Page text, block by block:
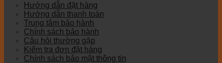
Hướng dẫn đặt hàng
Hướng dẫn thanh toán
Trung tâm bảo hành
Chính sách bảo hành
Câu hỏi thường gặp
Kiểm tra đơn đặt hàng
Chính sách bảo mật thông tin